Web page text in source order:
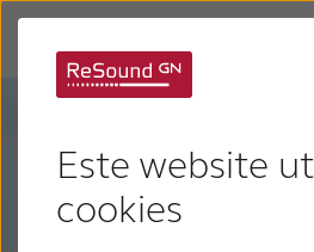
Este website
cookies
Perda Auditiva